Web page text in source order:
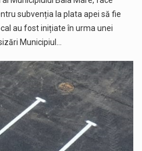
subvenția la plata apei să fie
au fost inițiate în urma unei
Municipiul…